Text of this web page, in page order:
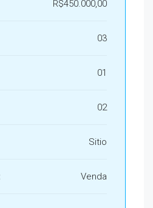
R$450.000,00
03
01
02
Sitio
Venda